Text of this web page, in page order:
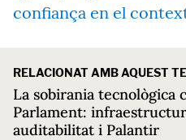
confiança en el
RELACIONAT AMB AQUEST
La sobirania tecnològica
Parlament:
auditabilitat i Palantir